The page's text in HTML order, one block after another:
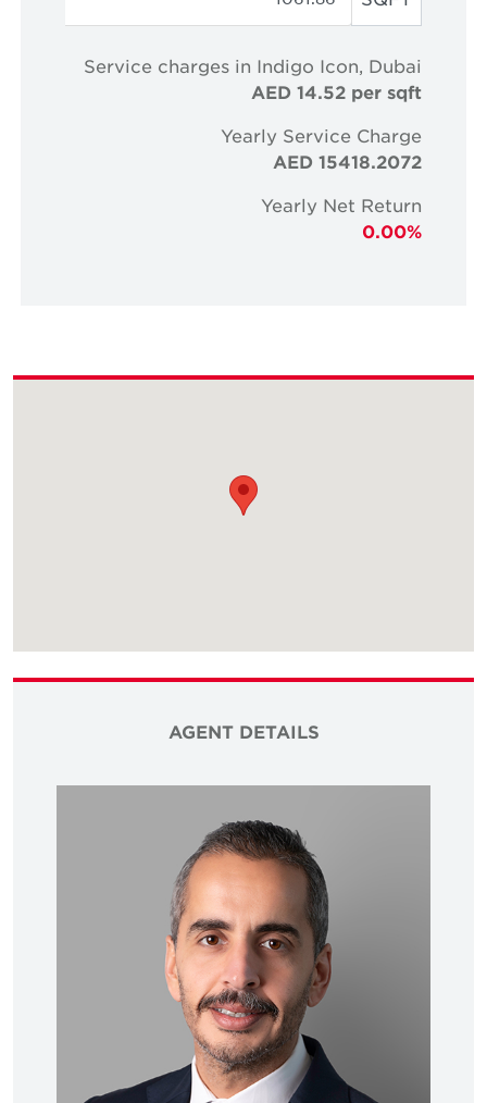
Service charges in Indigo Icon, Dubai
AED 14.52 per sqft
Yearly Service Charge
AED 15418.2072
Yearly Net Return
0.00%
AGENT DETAILS